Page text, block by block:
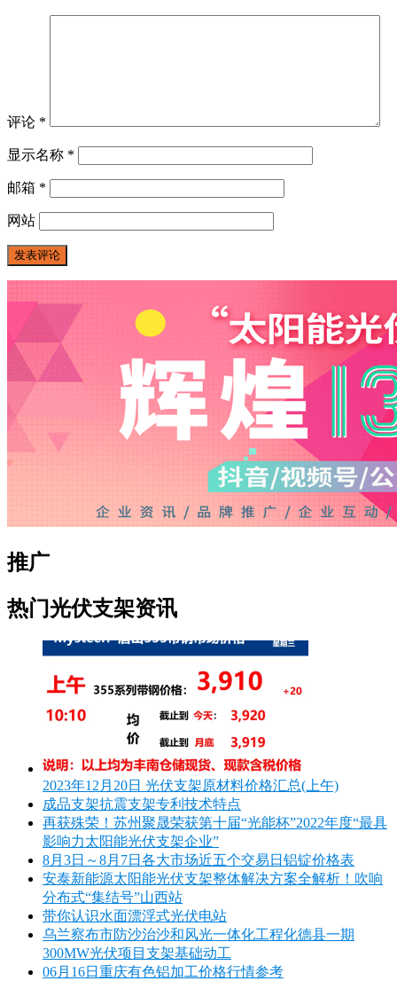
评论 *
显示名称 *
邮箱 *
网站
推广
热门光伏支架资讯
2023年12月20日 光伏支架原材料价格汇总(上午)
成品支架抗震支架专利技术特点
再获殊荣！苏州聚晟荣获第十届“光能杯”2022年度“最具
影响力太阳能光伏支架企业”
8月3日～8月7日各大市场近五个交易日铝锭价格表
安泰新能源太阳能光伏支架整体解决方案全解析！吹响
分布式“集结号”山西站
带你认识水面漂浮式光伏电站
乌兰察布市防沙治沙和风光一体化工程化德县一期
300MW光伏项目支架基础动工
06月16日重庆有色铝加工价格行情参考